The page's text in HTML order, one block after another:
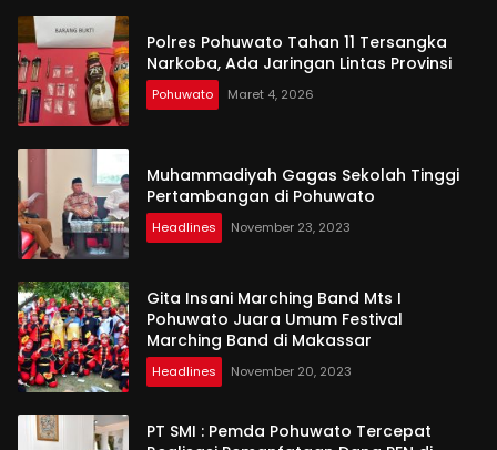
Polres Pohuwato Tahan 11 Tersangka
Narkoba, Ada Jaringan Lintas Provinsi
Pohuwato Maret 4, 2026
Muhammadiyah Gagas Sekolah Tinggi
Pertambangan di Pohuwato
Headlines November 23, 2023
Gita Insani Marching Band Mts I
Pohuwato Juara Umum Festival
Marching Band di Makassar
Headlines November 20, 2023
PT SMI : Pemda Pohuwato Tercepat